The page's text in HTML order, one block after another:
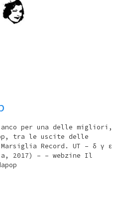
per una delle migliori,
tra le uscite delle
Record. UT – δ γ ε
2017) – – webzine Il